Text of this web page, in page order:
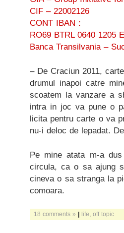
CIF – 22002126
CONT IBAN :
RO69 BTRL 0640 1205
Banca Transilvania –
– De Craciun 2011,
drumul inapoi catre
scoatem la vanzare a
intra in joc va pune o
licita pentru carte o va
nu-i deloc de lepadat.
Pe mine atata m-a
circula, ca o sa ajung
cineva o sa stranga la
comoara.
18 comments » | life off topic